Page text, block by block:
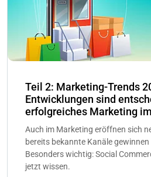
Teil 2: Marketing-Trends
Entwicklungen sind
erfolgreiches Marketing
Auch im Marketing eröffnen sich
bereits bekannte Kanäle
Besonders wichtig: Social
jetzt wissen.